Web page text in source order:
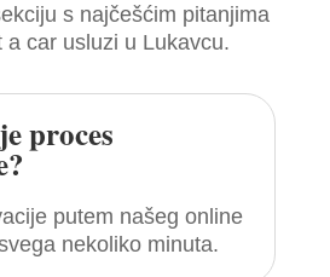
s najčešćim pitanjima
a car usluzi u Lukavcu.
proces
putem našeg online
nekoliko minuta.